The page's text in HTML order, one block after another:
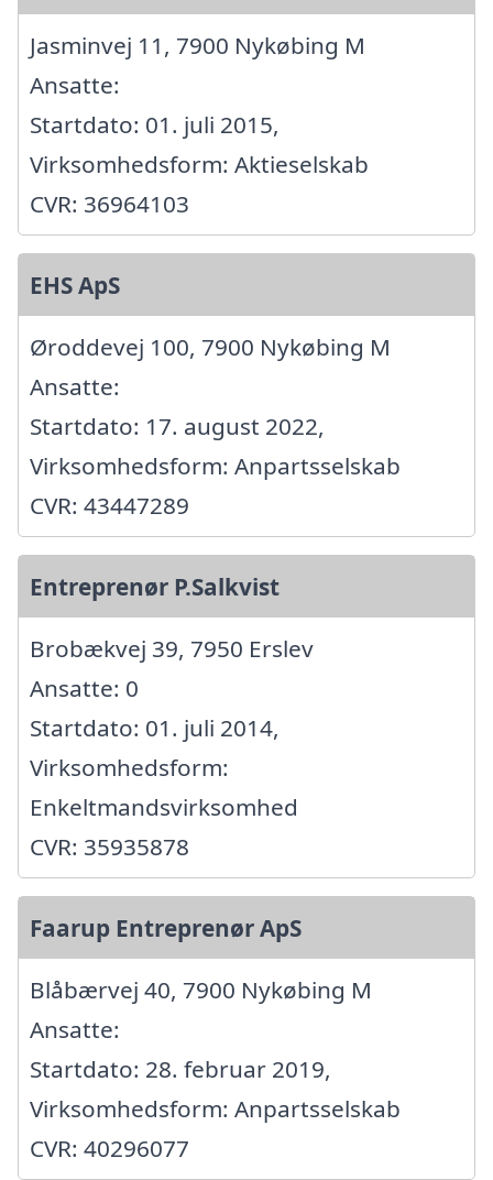
Jasminvej 11, 7900 Nykøbing M
Ansatte:
Startdato: 01. juli 2015,
Virksomhedsform: Aktieselskab
CVR: 36964103
EHS ApS
Øroddevej 100, 7900 Nykøbing M
Ansatte:
Startdato: 17. august 2022,
Virksomhedsform: Anpartsselskab
CVR: 43447289
Entreprenør P.Salkvist
Brobækvej 39, 7950 Erslev
Ansatte: 0
Startdato: 01. juli 2014,
Virksomhedsform:
Enkeltmandsvirksomhed
CVR: 35935878
Faarup Entreprenør ApS
Blåbærvej 40, 7900 Nykøbing M
Ansatte:
Startdato: 28. februar 2019,
Virksomhedsform: Anpartsselskab
CVR: 40296077